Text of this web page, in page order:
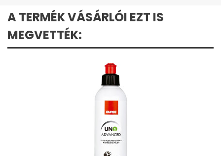
A TERMÉK VÁSÁRLÓI EZT IS
MEGVETTÉK: